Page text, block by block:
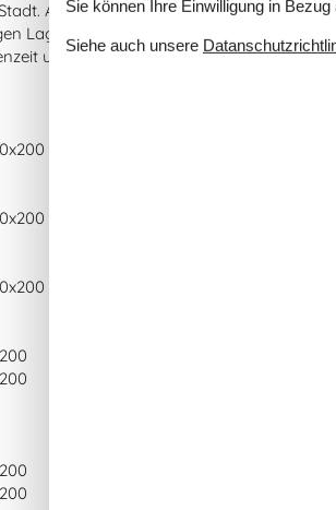
Auch Haderslev mit seiner
Lage des Ferienhauses als
und Erlebnissen in einer der schönsten
Sie können Ihre Einwilligung in
Siehe auch unsere